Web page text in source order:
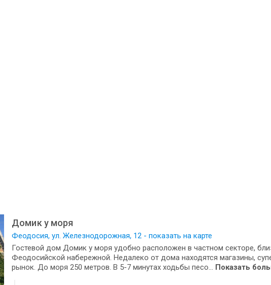
Домик у моря
Феодосия, ул. Железнодорожная, 12 - показать на карте
Гостевой дом Домик у моря удобно расположен в частном секторе,
Феодосийской набережной. Недалеко от дома находятся магазины,
рынок. До моря 250 метров. В 5-7 минутах ходьбы песо... Показать